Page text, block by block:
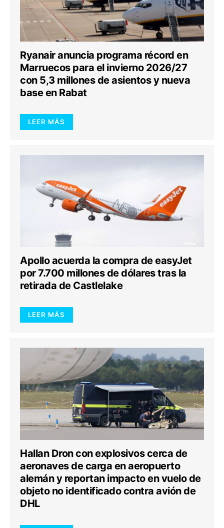
Ryanair anuncia programa récord en
Marruecos para el invierno 2026/27
con 5,3 millones de asientos y nueva
base en Rabat
LEER MÁS
Apollo acuerda la compra de easyJet
por 7.700 millones de dólares tras la
retirada de Castlelake
LEER MÁS
Hallan Dron con explosivos cerca de
aeronaves de carga en aeropuerto
alemán y reportan impacto en vuelo de
objeto no identificado contra avión de
DHL